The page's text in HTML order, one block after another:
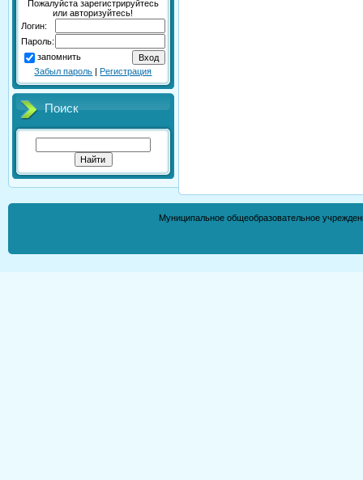
Пожалуйста зарегистрируйтесь
или авторизуйтесь!
Логин:
Пароль:
запомнить
Забыл пароль |Регистрация
Поиск
Муниципальное общеобразовательное